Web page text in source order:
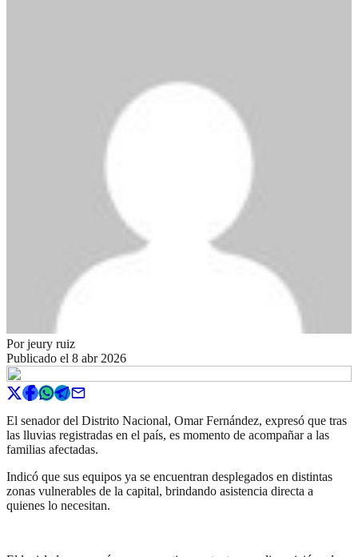
Porjeury ruiz
Publicado el 8 abr 2026
El senador del Distrito Nacional, Omar Fernández, expresó que tras
las lluvias registradas en el país, es momento de acompañar a las
familias afectadas.
Indicó que sus equipos ya se encuentran desplegados en distintas
zonas vulnerables de la capital, brindando asistencia directa a
quienes lo necesitan.